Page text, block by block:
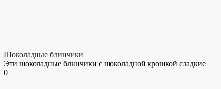
Шоколадные блинчики
Эти шоколадные блинчики с шоколадной крошкой сладкие
0